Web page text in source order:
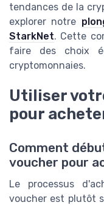
tendances de la
explorer notre
StarkNet. Cette
faire des choix
cryptomonnaies.
Utiliser
pour
Comment
voucher pour
Le processus
voucher est plutôt